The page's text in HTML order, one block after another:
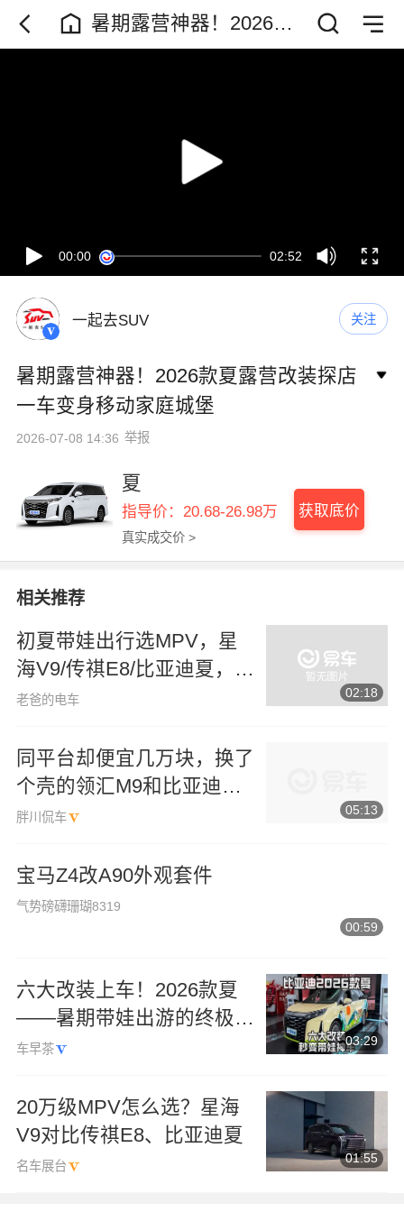
暑期露营神器！2026款
夏露营改装探店 一车变
00:00 02:52
一起去SUV 关注
暑期露营神器！2026款夏露营改装探店
一车变身移动家庭城堡
2026-07-08 14:36 举报
夏
指导价：20.68-26.98万
真实成交价 >
获取底价
相关推荐
初夏带娃出行选MPV，星
海V9/传祺E8/比亚迪夏，谁
是家用刚需首选？
老爸的电车
02:18
同平台却便宜几万块，换了
个壳的领汇M9和比亚迪夏
该怎么选？
胖川侃车
05:13
宝马Z4改A90外观套件
气势磅礴珊瑚8319
00:59
六大改装上车！2026款夏
——暑期带娃出游的终极解
决方案
车早茶
03:29
20万级MPV怎么选？星海
V9对比传祺E8、比亚迪夏
名车展台
01:55